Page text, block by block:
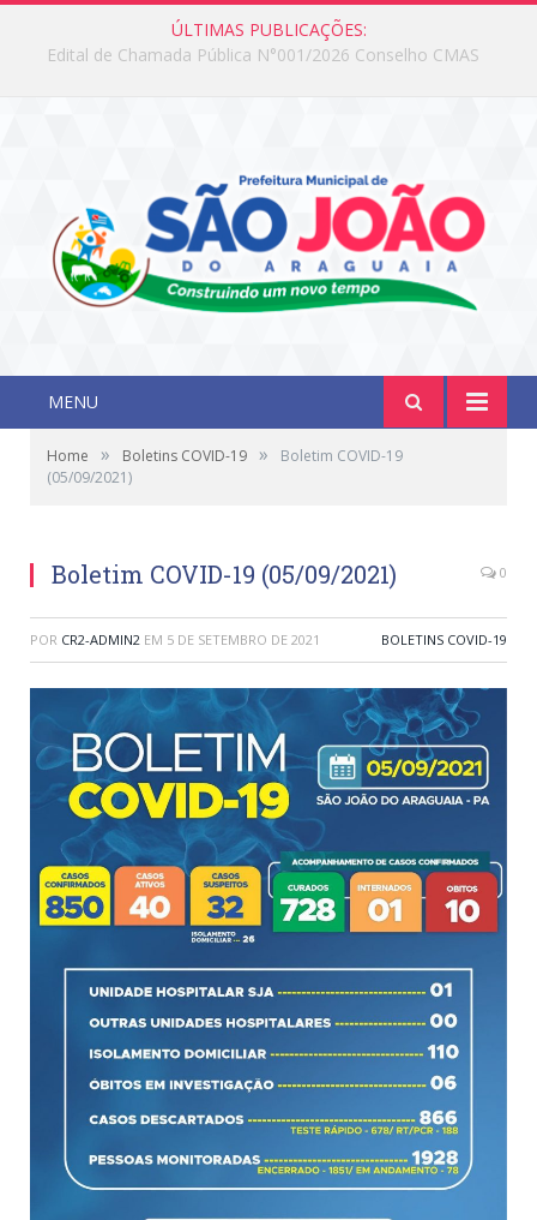
ÚLTIMAS PUBLICAÇÕES:
Edital de Chamada Pública N°001/2026 Conselho CMAS
MENU
Home » Boletins COVID-19 »
Boletim COVID-19
(05/09/2021)
Boletim COVID-19 (05/09/2021) 0
POR CR2-ADMIN2 EM 5 DE SETEMBRO DE 2021 BOLETINS COVID-19